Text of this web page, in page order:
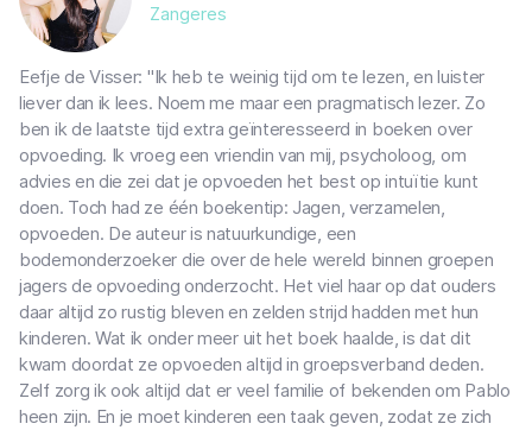
Zangeres
Eefje de Visser: "Ik heb te weinig tijd om te lezen, en luister
liever dan ik lees. Noem me maar een pragmatisch lezer. Zo
ben ik de laatste tijd extra geïnteresseerd in boeken over
opvoeding. Ik vroeg een vriendin van mij, psycholoog, om
advies en die zei dat je opvoeden het best op intuïtie kunt
doen. Toch had ze één boekentip: Jagen, verzamelen,
opvoeden. De auteur is natuurkundige, een
bodemonderzoeker die over de hele wereld binnen groepen
jagers de opvoeding onderzocht. Het viel haar op dat ouders
daar altijd zo rustig bleven en zelden strijd hadden met hun
kinderen. Wat ik onder meer uit het boek haalde, is dat dit
kwam doordat ze opvoeden altijd in groepsverband deden.
Zelf zorg ik ook altijd dat er veel familie of bekenden om Pablo
heen zijn. En je moet kinderen een taak geven, zodat ze zich